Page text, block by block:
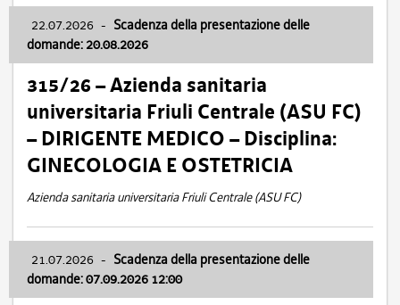
22.07.2026 - Scadenza della presentazione delle
domande: 20.08.2026
315/26 – Azienda sanitaria
universitaria Friuli Centrale (ASU FC)
– DIRIGENTE MEDICO – Disciplina:
GINECOLOGIA E OSTETRICIA
Azienda sanitaria universitaria Friuli Centrale (ASU FC)
21.07.2026 - Scadenza della presentazione delle
domande: 07.09.2026 12:00